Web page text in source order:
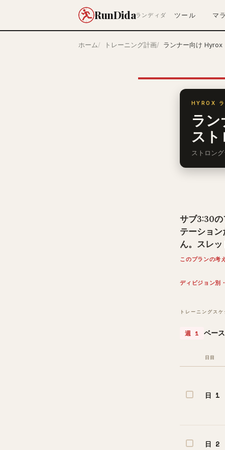
RunDidaランディダ ツール マ
ホーム トレーニング計画 ランナー向け Hyrox
HYROX
ラ
スト
ストロン
サブ3:30の
テーショ
ん。スレッ
このプランの考
ディビジョン別
トレーニングス
週 1 ベース
日目
日 1
日 2